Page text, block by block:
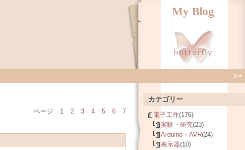
My Blog
ページ
1 2 3 4 5 6
7
カテゴリー
電子工作(176)
実験・研究(23)
Arduino・AVR(24)
表示器(10)